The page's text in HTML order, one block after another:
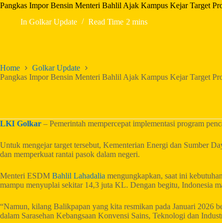
Pangkas Impor Bensin Menteri Bahlil Ajak Kampus Kejar Target
In Golkar Update Read Time 2 mins
Home
Golkar Update
Pangkas Impor Bensin Menteri Bahlil Ajak Kampus Kejar Target
LKI Golkar – Pemerintah mempercepat implementasi program
Untuk mengejar target tersebut, Kementerian Energi dan Sumber
dan memperkuat rantai pasok dalam negeri.
Menteri ESDM Bahlil Lahadalia mengungkapkan, saat ini
mampu menyuplai sekitar 14,3 juta KL. Dengan begitu, Indonesia
“Namun, kilang Balikpapan yang kita resmikan pada Januari 2026
dalam Sarasehan Kebangsaan Konvensi Sains, Teknologi dan